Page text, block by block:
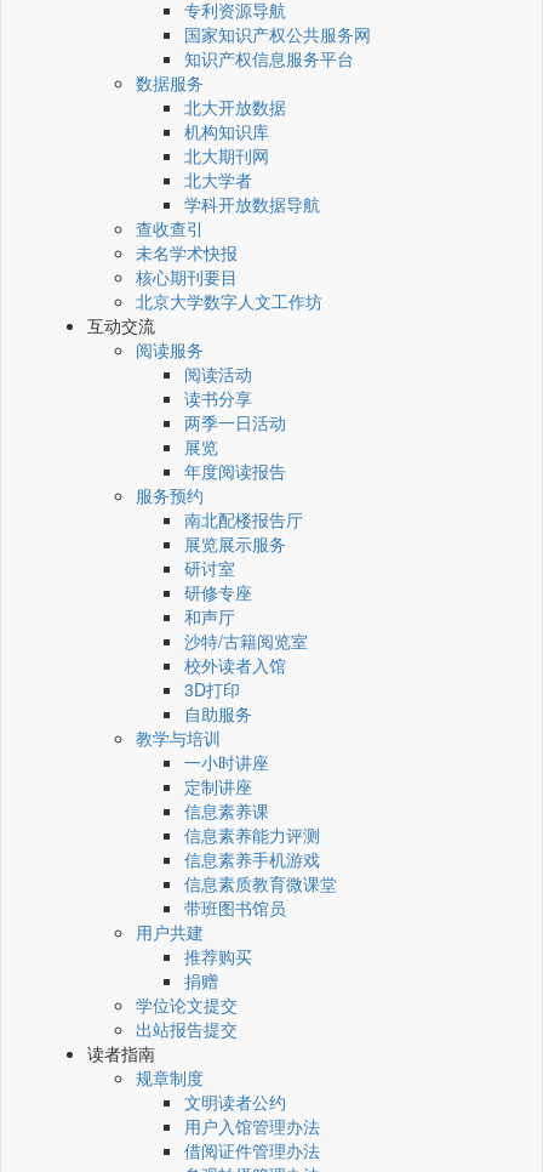
专利资源导航
国家知识产权公共服务网
知识产权信息服务平台
数据服务
北大开放数据
机构知识库
北大期刊网
北大学者
学科开放数据导航
查收查引
未名学术快报
核心期刊要目
北京大学数字人文工作坊
互动交流
阅读服务
阅读活动
读书分享
两季一日活动
展览
年度阅读报告
服务预约
南北配楼报告厅
展览展示服务
研讨室
研修专座
和声厅
沙特/古籍阅览室
校外读者入馆
3D打印
自助服务
教学与培训
一小时讲座
定制讲座
信息素养课
信息素养能力评测
信息素养手机游戏
信息素质教育微课堂
带班图书馆员
用户共建
推荐购买
捐赠
学位论文提交
出站报告提交
读者指南
规章制度
文明读者公约
用户入馆管理办法
借阅证件管理办法